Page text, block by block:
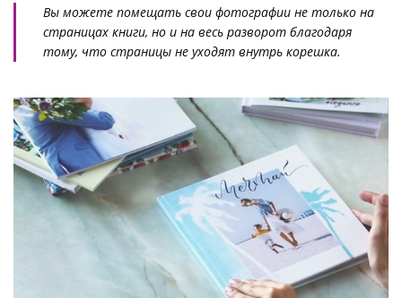
Вы можете помещать свои фотографии не только на
страницах книги, но и на весь разворот благодаря
тому, что страницы не уходят внутрь корешка.